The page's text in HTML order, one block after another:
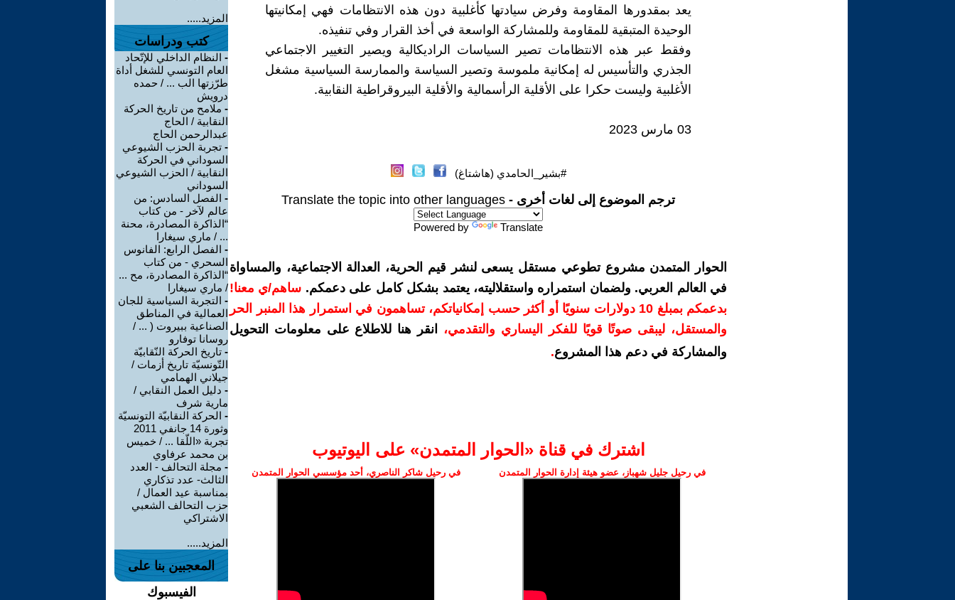
يعد بمقدورها المقاومة وفرض سيادتها كأغلبية دون هذه الانتظامات فهي إمكانيتها
الوحيدة المتبقية للمقاومة وللمشاركة الواسعة في أخذ القرار وفي تنفيذه.
وفقط عبر هذه الانتظامات تصير السياسات الراديكالية ويصير التغيير الاجتماعي
الجذري والتأسيس له إمكانية ملموسة وتصير السياسة والممارسة السياسية مشغل
الأغلبية وليست حكرا على الأقلية الرأسمالية والأقلية البيروقراطية النقابية.
03 مارس 2023
#بشير_الحامدي (هاشتاغ)
ترجم الموضوع إلى لغات أخرى - Translate the topic into other languages
Powered by Translate
الحوار المتمدن مشروع تطوعي مستقل يسعى لنشر قيم الحرية، العدالة الاجتماعية، والمساواة
في العالم العربي. ولضمان استمراره واستقلاليته، يعتمد بشكل كامل على دعمكم. ساهم/ي معنا!
بدعمكم بمبلغ 10 دولارات سنويًا أو أكثر حسب إمكانياتكم، تساهمون في استمرار هذا المنبر الحر
والمستقل، ليبقى صوتًا قويًا للفكر اليساري والتقدمي،
انقر هنا للاطلاع على معلومات التحويل
والمشاركة في دعم هذا المشروع.
اشترك في قناة ‫«الحوار المتمدن» على اليوتيوب
في رحيل جليل شهباز، عضو هيئة إدارة الحوار المتمدن في رحيل شاكر الناصري، أحد مؤسسي الحوار المتمدن
المزيد.....
كتب ودراسات
- النظام الداخلي للإتّحاد
العام التونسي للشغل أداة
طرّزتها الب ... / حمده
درويش
- ملامح من تاريخ الحركة
النقابية / الحاج
عبدالرحمن الحاج
- تجربة الحزب الشيوعي
السوداني في الحركة
النقابية / الحزب الشيوعي
السوداني
- الفصل السادس: من
عالم لآخر - من كتاب
“الذاكرة المصادرة، محنة
... / ماري سيغارا
- الفصل الرابع: الفانوس
السحري - من كتاب
“الذاكرة المصادرة، مح ...
/ ماري سيغارا
- التجربة السياسية للجان
العمالية في المناطق
الصناعية ببيروت ( ... /
روسانا توفارو
- تاريخ الحركة النّقابيّة
التّونسيّة تاريخ أزمات /
جيلاني الهمامي
- دليل العمل النقابي /
مارية شرف
- الحركة النقابيّة التونسيّة
وثورة 14 جانفي 2011
تجربة «اللّقا ... / خميس
بن محمد عرفاوي
- مجلة التحالف - العدد
الثالث- عدد تذكاري
بمناسبة عيد العمال /
حزب التحالف الشعبي
الاشتراكي
المزيد.....
المعجبين بنا على
الفيسبوك